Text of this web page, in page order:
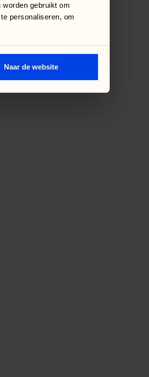
gebruikt om
personaliseren, om
Naar de website